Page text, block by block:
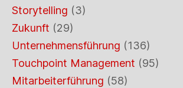
Storytelling (3)
Zukunft (29)
Unternehmensführung (136)
Touchpoint Management (95)
Mitarbeiterführung (58)